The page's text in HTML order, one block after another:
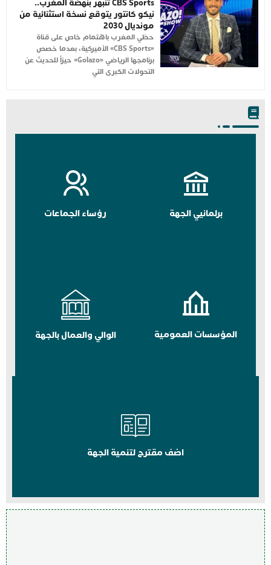
CBS Sports تنبهر بنهضة المغرب..
نيكو كانتور يتوقع نسخة استثنائية من
مونديال 2030
حظي المغرب باهتمام خاص على قناة
«CBS Sports» الأميركية، بعدما خصص
برنامجها الرياضي «Golazo» حيزاً للحديث عن
التحولات الكبرى التي
برلمانيي الجهة رؤساء الجماعات
المؤسسات العمومية الوالي والعمال بالجهة
اضف مقترح لتنمية الجهة